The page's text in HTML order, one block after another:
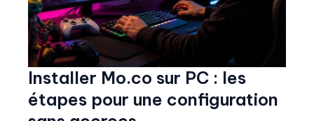
Installer Mo.co sur PC : les
étapes pour une configuration